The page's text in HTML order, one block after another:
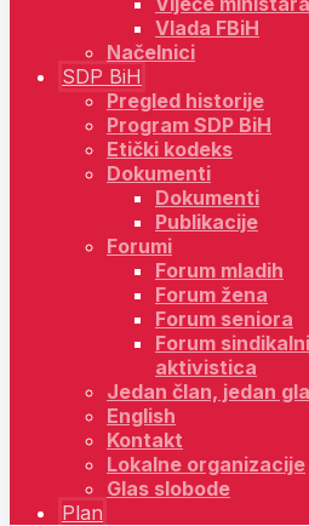
Vlada FBiH
Načelnici
SDP BiH
Pregled historije
Program SDP BiH
Etički kodeks
Dokumenti
Dokumenti
Publikacije
Forumi
Forum mladih
Forum žena
Forum seniora
Forum
aktivistica
Jedan član, jedan
English
Kontakt
Lokalne organizacije
Glas slobode
Plan